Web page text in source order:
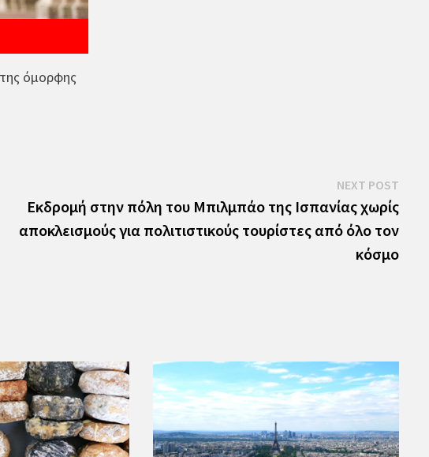
όμορφης
NEXT POSTNext
post:
Εκδρομή στην πόλη του Μπιλμπάο της Ισπανίας χωρίς
αποκλεισμούς για πολιτιστικούς τουρίστες από όλο τον
κόσμο